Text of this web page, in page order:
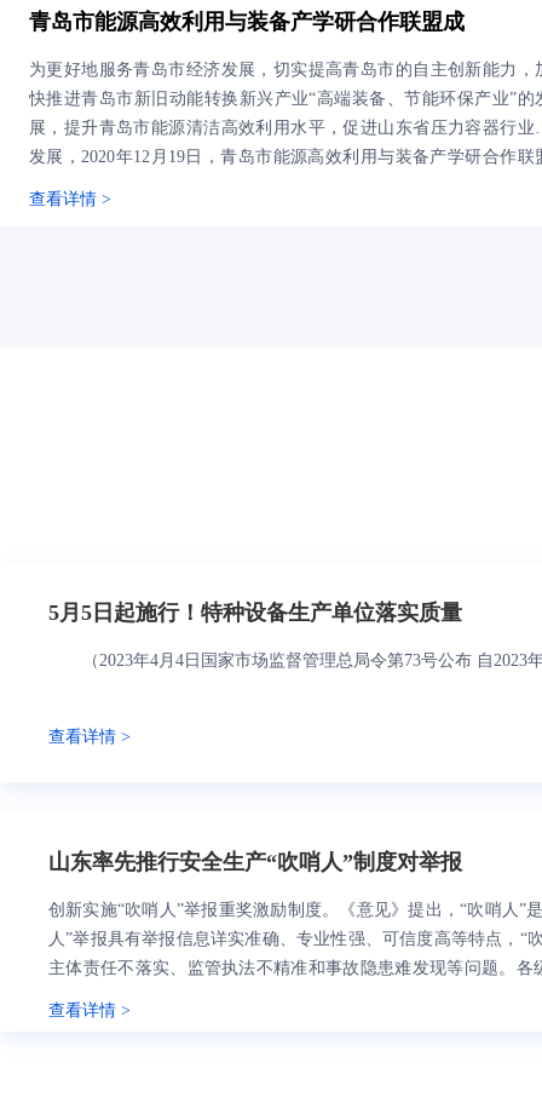
青岛市能源高效利用与装备产学研合作联盟成
为更好地服务青岛市经济发展，切实提高青岛市的自主创新能力，
快推进青岛市新旧动能转换新兴产业“高端装备、节能环保产业”的
展，提升青岛市能源清洁高效利用水平，促进山东省压力容器行业
发展，2020年12月19日，青岛市能源高效利用与装备产学研合作联
成立大会暨2020山东省压力容器学术会议在青岛花园大酒店顺利
查看详情 >
5月5日起施行！特种设备生产单位落实质量
（2023年4月4日国家市场监督管理总局令第73号公布 自2023
查看详情 >
山东率先推行安全生产“吹哨人”制度对举报
创新实施“吹哨人”举报重奖激励制度。《意见》提出，“吹哨人”
人”举报具有举报信息详实准确、专业性强、可信度高等特点，“
主体责任不落实、监管执法不精准和事故隐患难发现等问题。各
奖举报财政保障职责，将安全生产举报奖励资金纳入同级年度
查看详情 >